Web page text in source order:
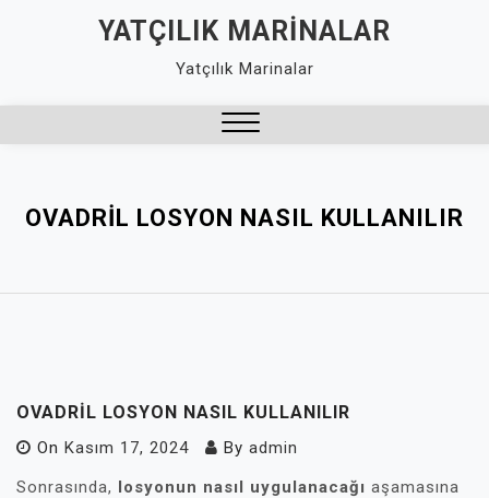
YATÇILIK MARINALAR
Yatçılık Marinalar
OVADRIL LOSYON NASIL KULLANILIR
OVADRIL LOSYON NASIL KULLANILIR
On Kasım 17, 2024 By admin
Sonrasında, losyonun nasıl uygulanacağı aşamasına